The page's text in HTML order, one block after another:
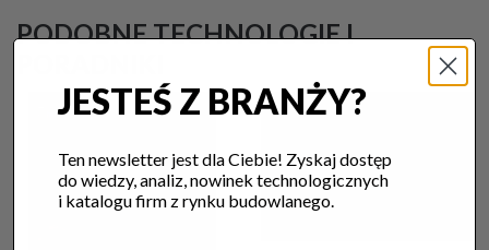
PODOBNE TECHNOLOGIE I
JESTEŚ Z BRANŻY?
Ten newsletter jest dla Ciebie! Zyskaj dostęp
do wiedzy, analiz, nowinek technologicznych
i katalogu firm z rynku budowlanego.